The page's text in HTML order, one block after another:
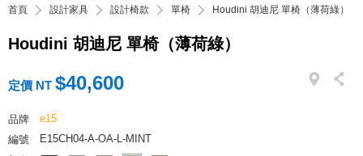
首頁 設計家具 設計椅款 單椅 Houdini 胡迪尼 單椅（薄荷綠）
Houdini 胡迪尼 單椅（薄荷綠）
定價 NT $40,600
品牌
e15
編號
E15CH04-A-OA-L-MINT